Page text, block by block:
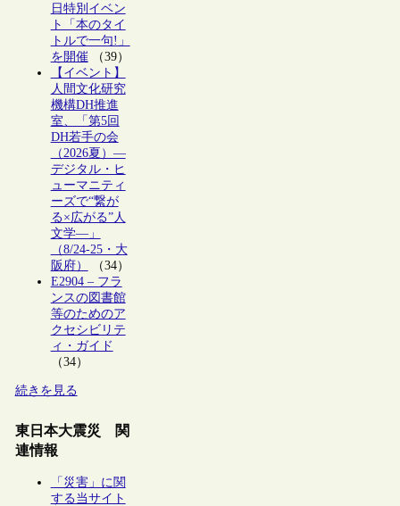
日特別イベン
ト「本のタイ
トルで一句!」
を開催（39）
【イベント】
人間文化研究
機構DH推進
室、「第5回
DH若手の会
（2026夏）―
デジタル・ヒ
ューマニティ
ーズで“繋が
る×広がる”人
文学―」
（8/24-25・大
阪府）
（34）
E2904 – フラ
ンスの図書館
等のためのア
クセシビリテ
ィ・ガイド
（34）
続きを見る
東日本大震災 関
連情報
「災害」に関
する当サイト